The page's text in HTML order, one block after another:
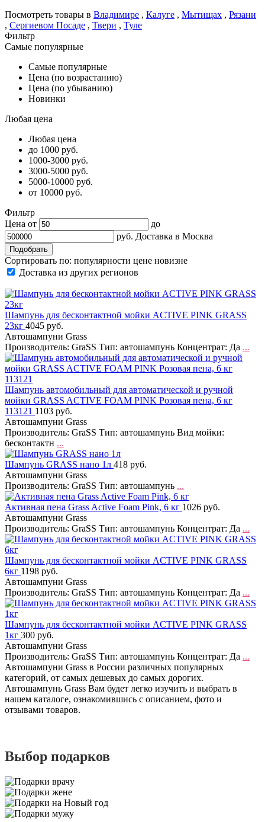
Посмотреть товары в Владимире , Калуге , Мытищах , Рязани
, Сергиевом Посаде , Твери , Туле
Фильтр
Самые популярные
Самые популярные
Цена (по возрастанию)
Цена (по убыванию)
Новинки
Любая цена
Любая цена
до 1000 руб.
1000-3000 руб.
3000-5000 руб.
5000-10000 руб.
от 10000 руб.
Фильтр
Цена от
до
руб. Доставка в Москва
Сортировать по: популярности цене новизне
Доставка из других регионов
Шампунь для бесконтактной мойки ACTIVE PINK GRASS
23кг 4045 руб.
Автошампуни Grass
Производитель: GraSS Тип: автошампунь Концентрат: Да ...
Шампунь автомобильный для автоматической и ручной
мойки GRASS ACTIVE FOAM PINK Розовая пена, 6 кг
113121 1103 руб.
Автошампуни Grass
Производитель: GraSS Тип: автошампунь Вид мойки:
бесконтактн ...
Шампунь GRASS нано 1л 418 руб.
Автошампуни Grass
Производитель: GraSS Тип: автошампунь ...
Активная пена Grass Active Foam Pink, 6 кг 1026 руб.
Автошампуни Grass
Производитель: GraSS Тип: автошампунь Концентрат: Да ...
Шампунь для бесконтактной мойки ACTIVE PINK GRASS
6кг 1198 руб.
Автошампуни Grass
Производитель: GraSS Тип: автошампунь Концентрат: Да ...
Шампунь для бесконтактной мойки ACTIVE PINK GRASS
1кг 300 руб.
Автошампуни Grass
Производитель: GraSS Тип: автошампунь Концентрат: Да ...
Автошампуни Grass в России различных популярных
категорий, от самых дешевых до самых дорогих.
Автошампунь Grass Вам будет легко изучить и выбрать в
нашем каталоге, ознакомившись с описанием, фото и
отзывами товаров.
Выбор подарков